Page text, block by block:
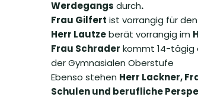
Werdegangs durch.
Frau Gilfert ist vorrangig für den
Herr Lautzeberät vorrangig im
Frau Schrader kommt 14-tägig
der Gymnasialen Oberstufe
Ebenso stehen Herr Lackner,
Schulen und berufliche